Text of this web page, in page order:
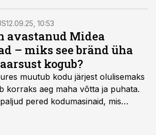
kõike läbistavad ogad ja
varustatud suud.
12.09.25, 10:53
avastanud Midea
– miks see bränd üha
kogub?
muutub kodu järjest olulisemaks
korraks aeg maha võtta ja puhata.
pered kodumasinaid, mis